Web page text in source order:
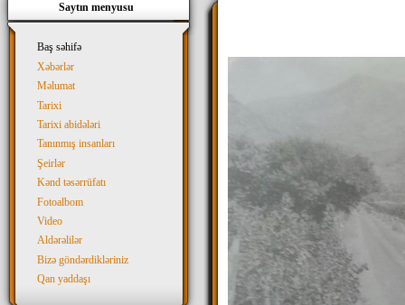
Saytın menyusu
Baş səhifə
Xəbərlər
Məlumat
Tarixi
Tarixi abidələri
Tanınmış insanları
Şeirlər
Kənd təsərrüfatı
Fotoalbom
Video
Aldərəlilər
Bizə göndərdikləriniz
Qan yaddaşı